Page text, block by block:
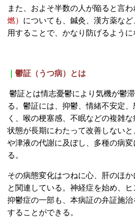
また、およそ半数の人が陥ると言わ
燃） についても、鍼灸、漢方薬な
用することで、かなり防げるように
鬱証（うつ病）とは
鬱証とは情志憂鬱により気機が鬱
る。鬱証には、抑鬱、情緒不安定
く、喉の梗塞感、不眠などの複雑
状態が長期にわたって改善しない
や津液の代謝に及ぼし、多種の病
る。
その病態変化はつねに心、肝のほ
と関連している。 神経症を始め、
抑鬱症の一部も、本病証の弁証施
することができる。